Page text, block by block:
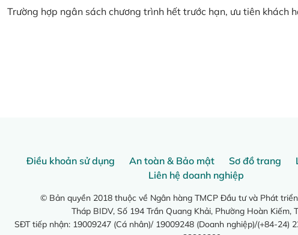
Trường hợp ngân sách chương trình hết trước hạn, ưu tiên khách
Điều khoản sử dụng An toàn & Bảo mật Sơ đồ trang
Liên hệ doanh nghiệp
© Bản quyền 2018 thuộc về Ngân hàng TMCP Đầu tư và Phát
Tháp BIDV, Số 194 Trần Quang Khải, Phường Hoàn Kiếm,
SĐT tiếp nhận: 19009247 (Cá nhân)/ 19009248 (Doanh nghiệp)/(+84-24)